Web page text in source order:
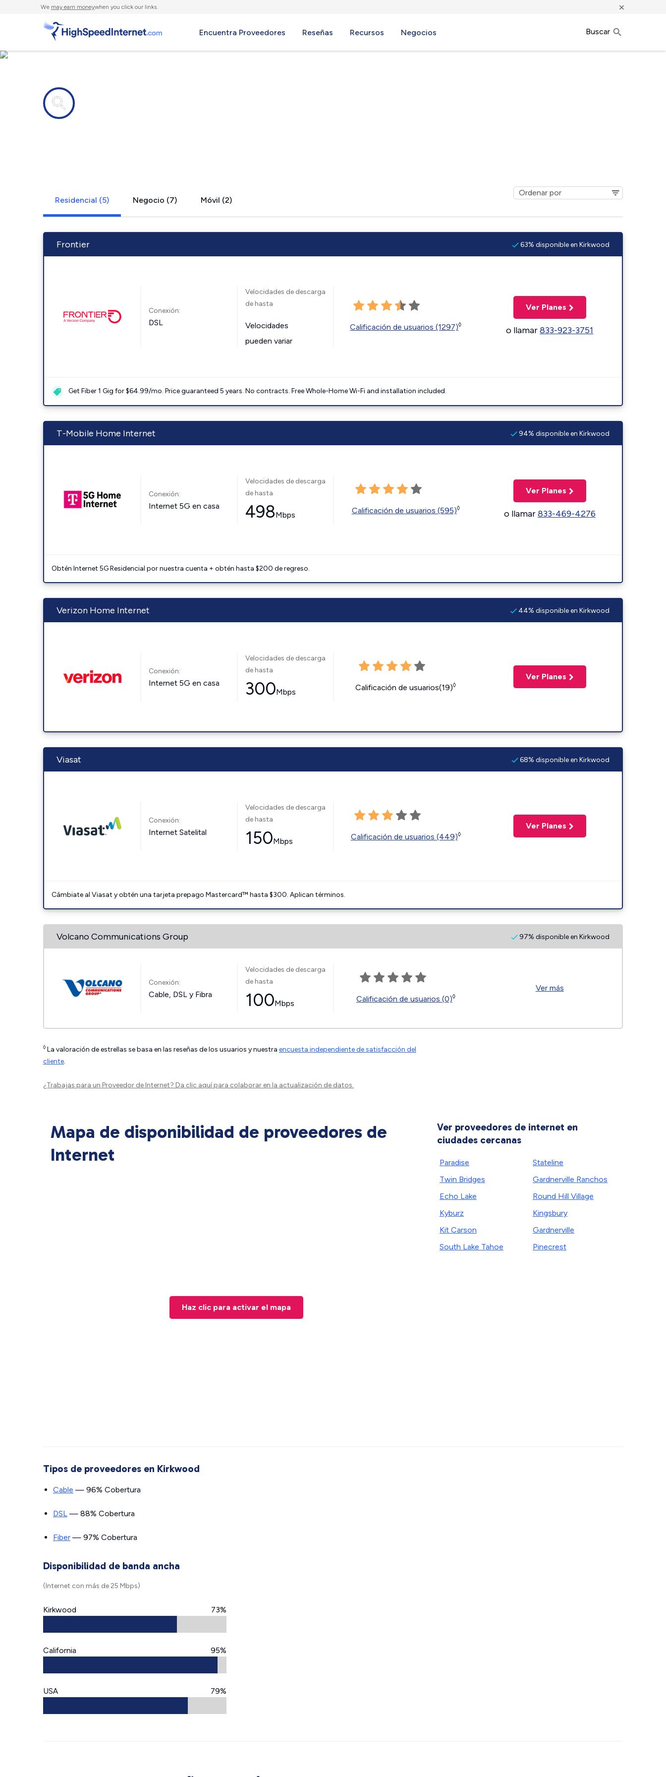
We may earn moneywhen you click our links. ×
Encuentra Proveedores Reseñas Recursos Negocios Buscar
Residencial (5) Negocio (7) Móvil (2)
Frontier 63% disponible en Kirkwood
Conexión:
DSL
Velocidades de descarga
de hasta
Velocidades
pueden variar
Calificación de usuarios (1297)◊
Ver Planes
o llamar833-923-3751
Get Fiber 1 Gig for $64.99/mo. Price guaranteed 5 years. No contracts. Free Whole-Home Wi-Fi and installation included.
T-Mobile Home Internet 94% disponible en Kirkwood
Conexión:
Internet 5G en casa
Velocidades de descarga
de hasta
498Mbps Calificación de usuarios (595)◊
Ver Planes
o llamar833-469-4276
Obtén Internet 5G Residencial por nuestra cuenta + obtén hasta $200 de regreso.
Verizon Home Internet 44% disponible en Kirkwood
Conexión:
Internet 5G en casa
Velocidades de descarga
de hasta
300Mbps Calificación de usuarios(19)◊
Ver Planes
Viasat 68% disponible en Kirkwood
Conexión:
Internet Satelital
Velocidades de descarga
de hasta
150Mbps Calificación de usuarios (449)◊
Ver Planes
Cámbiate al Viasat y obtén una tarjeta prepago Mastercard™ hasta $300. Aplican términos.
Volcano Communications Group 97% disponible en Kirkwood
Conexión:
Cable, DSL y Fibra
Velocidades de descarga
de hasta
100Mbps Calificación de usuarios (0)◊
Ver más
◊ La valoración de estrellas se basa en las reseñas de los usuarios y nuestra encuesta independiente de satisfacción del
cliente.
¿Trabajas para un Proveedor de Internet? Da clic aquípara colaborar en la actualización de datos.
Mapa de disponibilidad de proveedores de
Internet
Haz clic para activar el mapa
Ver proveedores de internet en
ciudades cercanas
Paradise
Twin Bridges
Echo Lake
Kyburz
Kit Carson
South Lake Tahoe
Stateline
Gardnerville Ranchos
Round Hill Village
Kingsbury
Gardnerville
Pinecrest
Tipos de proveedores en Kirkwood
Cable — 96% Cobertura
DSL — 88% Cobertura
Fiber — 97% Cobertura
Disponibilidad de banda ancha
(Internet con más de 25 Mbps)
Kirkwood 73%
California 95%
USA 79%